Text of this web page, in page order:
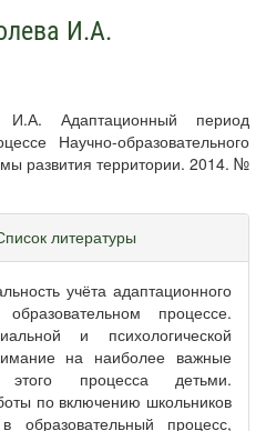
И.А.
Адаптационный период
Научно-образовательного
развития территории. 2014. №
литературы
учёта адаптационного
процессе.
и психологической
на наиболее важные
этого процесса детьми.
по включению школьников
образовательный процесс,